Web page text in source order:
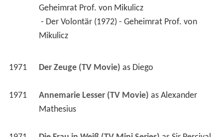
Geheimrat Prof. von Mikulicz
Mikulicz
1971 Der Zeuge (TV Movie) as Diego
1971 Annemarie Lesser (TV Movie) as Alexander
Mathesius